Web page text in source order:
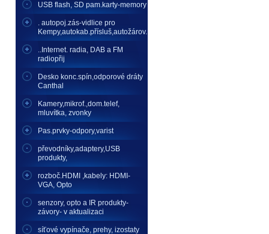
USB flash, SD pam.karty-memory
. autopoj.zás-vidlice pro
Kempy,autokab.přísluš,autožárov.
..Internet. radia, DAB a FM
radiopřij
Desko konc.spín,odporové dráty
Canthal
Kamery,mikrof.,dom.telef,
mluvítka, zvonky
Pas.prvky-odpory,varist
převodníky,adaptery,USB
produkty,
rozboč.HDMI ,kabely: HDMI-
VGA, Opto
senzory, opto a IR produkty-
závory- v aktualizaci
síťové vypínače, prehy, izostaty